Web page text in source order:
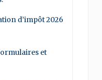
d’impôt 2026
et